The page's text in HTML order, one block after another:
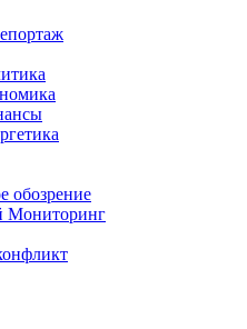
обозрение
Мониторинг